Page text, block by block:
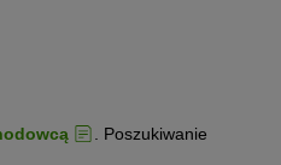
. Poszukiwanie